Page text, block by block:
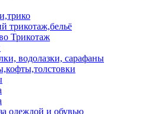
трикотаж,бельё
Трикотаж
водолазки, сарафаны
одеждой и обувью